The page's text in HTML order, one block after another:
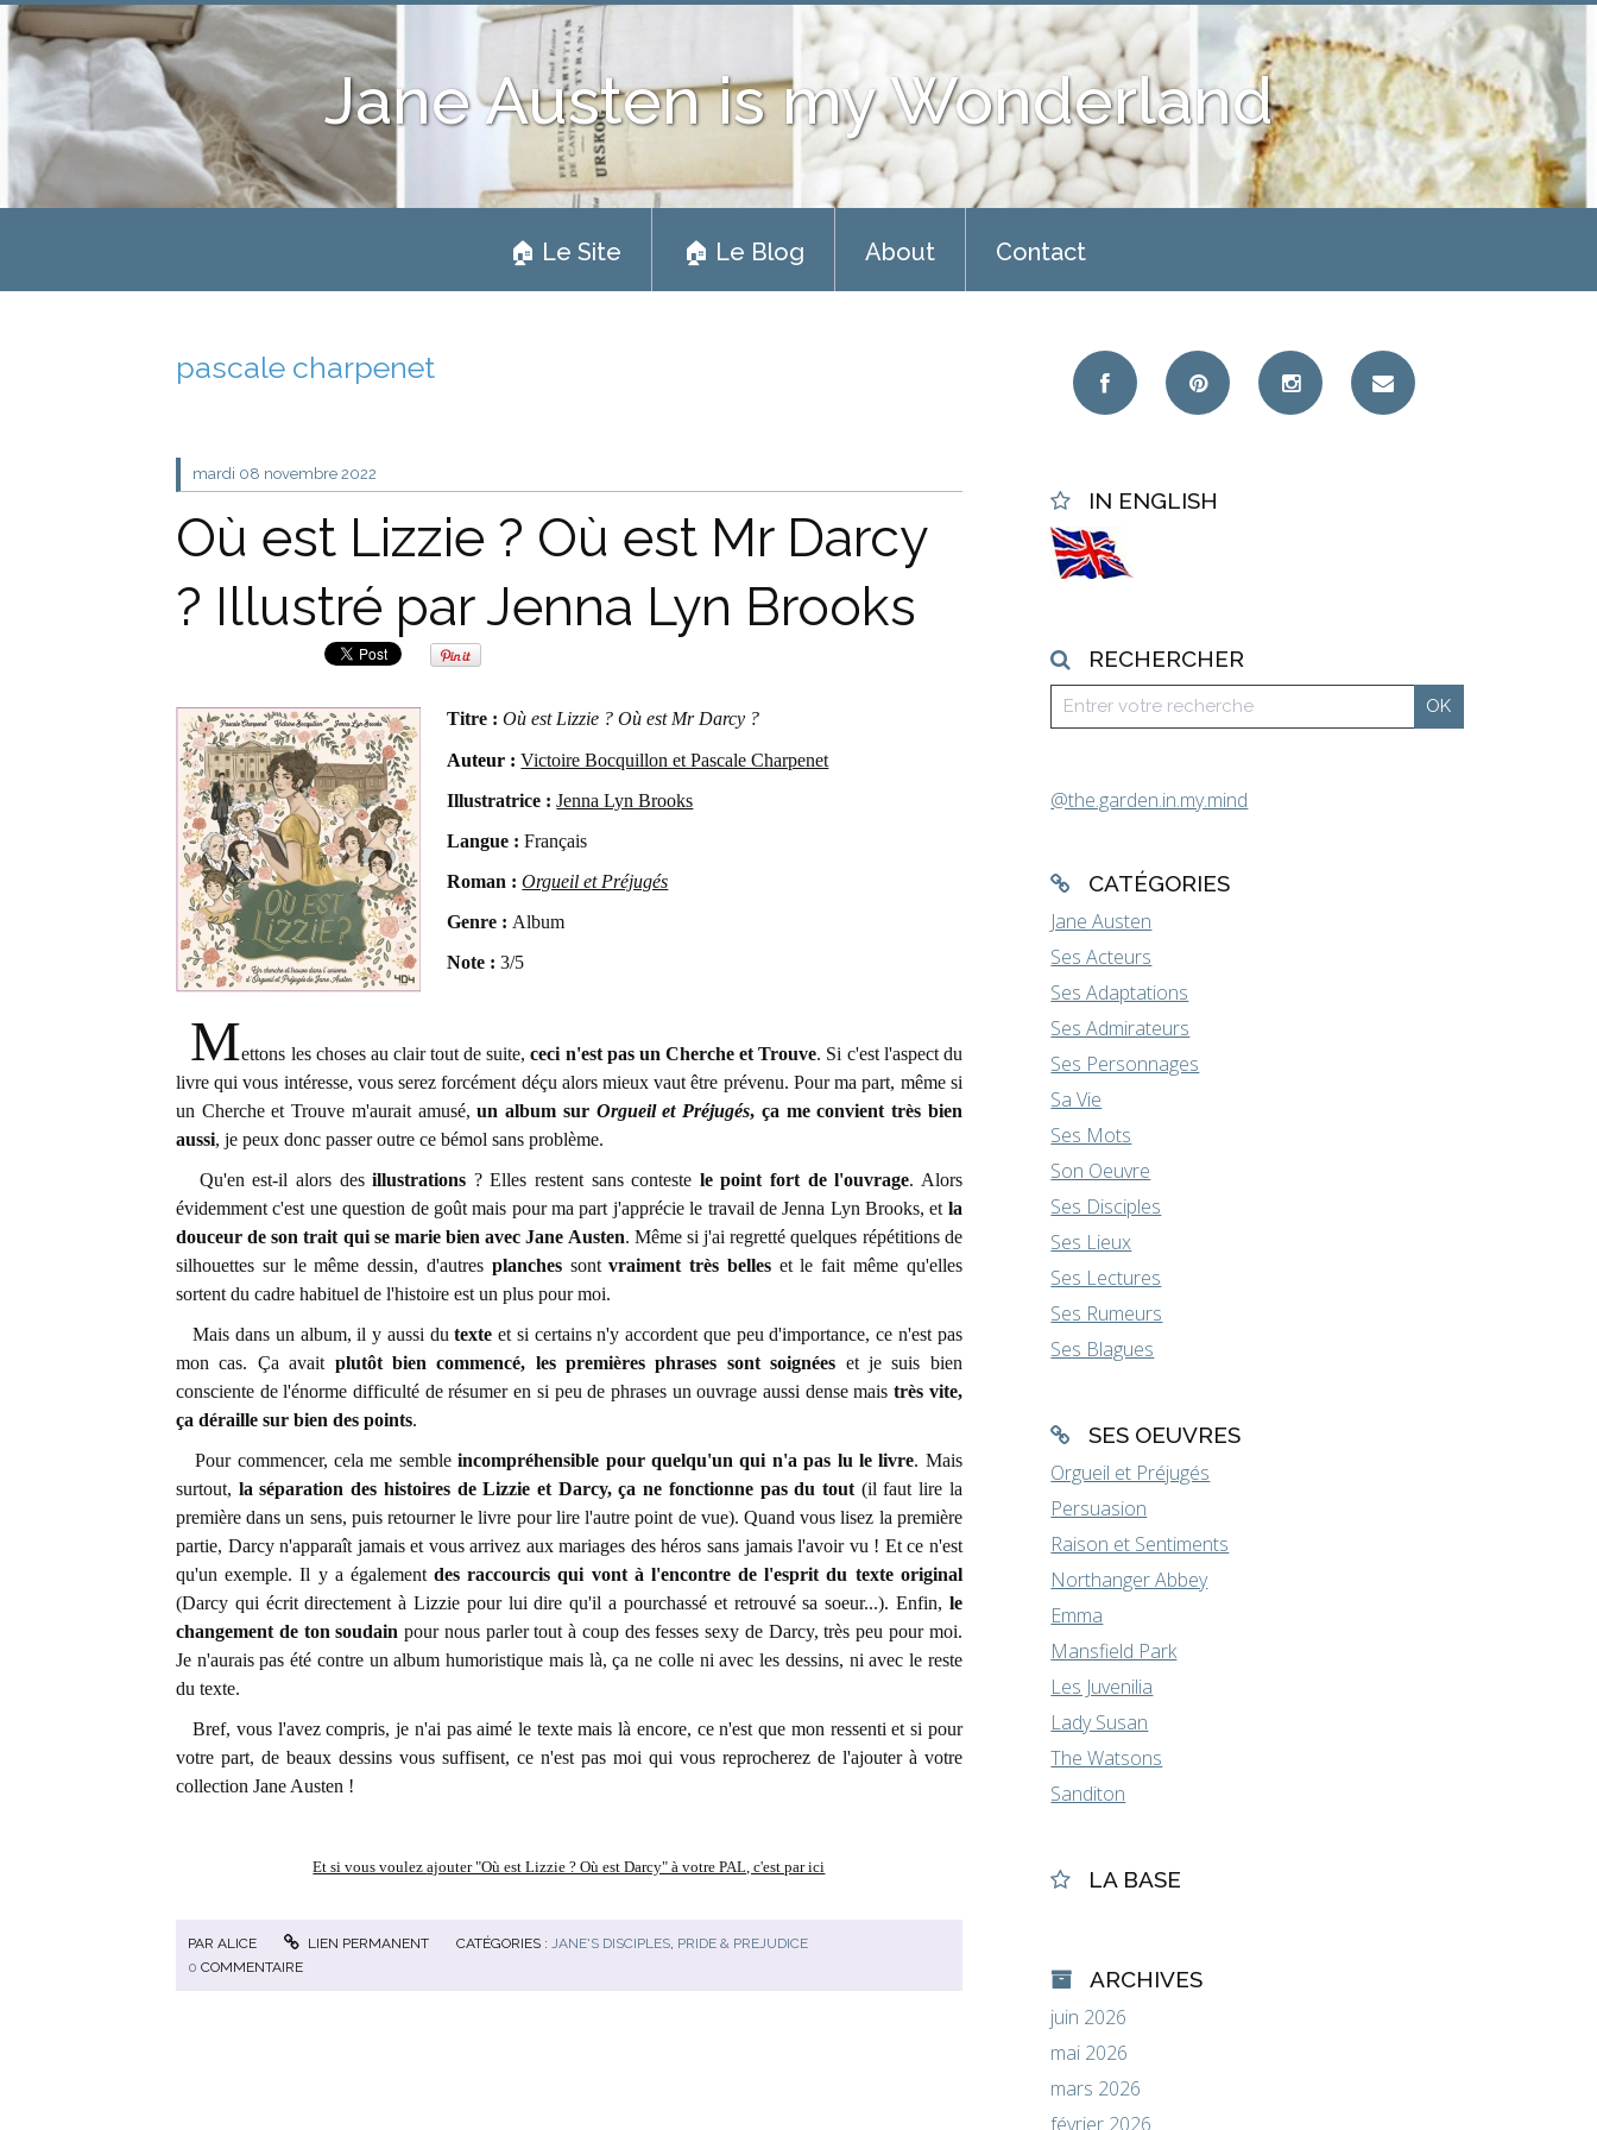
Jane Austen is my Wonderland
🏠 Le Site 🏠 Le Blog About Contact
pascale charpenet
mardi 08 novembre 2022
Où est Lizzie ? Où est Mr Darcy
? Illustré par Jenna Lyn Brooks
Titre :Où est Lizzie ? Où est Mr Darcy ?
Auteur :Victoire Bocquillon et Pascale Charpenet
Illustratrice :Jenna Lyn Brooks
Langue : Français
Roman : Orgueil et Préjugés
Genre : Album
Note : 3/5
Mettons les choses au clair tout de suite,ceci n'est pas un Cherche et Trouve. Si c'est l'aspect du
livre qui vous intéresse, vous serez forcément déçu alors mieux vaut être prévenu. Pour ma part, même si
un Cherche et Trouve m'aurait amusé,un album sur Orgueil et Préjugés, ça me convient très bien
aussi, je peux donc passer outre ce bémol sans problème.
Qu'en est-il alors desillustrations ? Elles restent sans conteste le point fort de l'ouvrage. Alors
évidemment c'est une question de goût mais pour ma part j'apprécie le travail de Jenna Lyn Brooks, et la
douceur de son trait qui se marie bien avec Jane Austen. Même si j'ai regretté quelques répétitions de
silhouettes sur le même dessin, d'autres planches sontvraiment très belleset le fait même qu'elles
sortent du cadre habituel de l'histoire est un plus pour moi.
Mais dans un album, il y aussi dutexte et si certains n'y accordent que peu d'importance, ce n'est pas
mon cas. Ça avait plutôt bien commencé, les premières phrases sont soignées et je suis bien
consciente de l'énorme difficulté de résumer en si peu de phrases un ouvrage aussi dense maistrès vite,
ça déraille sur bien des points.
Pour commencer, cela me sembleincompréhensible pour quelqu'un qui n'a pas lu le livre. Mais
surtout, la séparation des histoires de Lizzie et Darcy, ça ne fonctionne pas du tout(il faut lire la
première dans un sens, puis retourner le livre pour lire l'autre point de vue). Quand vous lisez la première
partie, Darcy n'apparaît jamais et vous arrivez aux mariages des héros sans jamais l'avoir vu ! Et ce n'est
qu'un exemple. Il y a égalementdes raccourcis qui vont à l'encontre de l'esprit du texte original
(Darcy qui écrit directement à Lizzie pour lui dire qu'il a pourchassé et retrouvé sa soeur...). Enfin, le
changement de ton soudain pour nous parler tout à coup des fesses sexy de Darcy, très peu pour moi.
Je n'aurais pas été contre un album humoristique mais là, ça ne colle ni avec les dessins, ni avec le reste
du texte.
Bref, vous l'avez compris, je n'ai pas aimé le texte mais là encore, ce n'est que mon ressenti et si pour
votre part, de beaux dessins vous suffisent, ce n'est pas moi qui vous reprocherez de l'ajouter à votre
collection Jane Austen !
Et si vous voulezajouter "Où est Lizzie ? Où est Darcy" à votre PAL, c'est par ici
PAR ALICE LIEN PERMANENT CATÉGORIES : JANE'S DISCIPLES PRIDE & PREJUDICE
0 COMMENTAIRE
IN ENGLISH
RECHERCHER
@the.garden.in.my.mind
CATÉGORIES
Jane Austen
Ses Acteurs
Ses Adaptations
Ses Admirateurs
Ses Personnages
Sa Vie
Ses Mots
Son Oeuvre
Ses Disciples
Ses Lieux
Ses Lectures
Ses Rumeurs
Ses Blagues
SES OEUVRES
Orgueil et Préjugés
Persuasion
Raison et Sentiments
Northanger Abbey
Emma
Mansfield Park
Les Juvenilia
Lady Susan
The Watsons
Sanditon
LA BASE
ARCHIVES
juin 2026
mai 2026
mars 2026
février 2026